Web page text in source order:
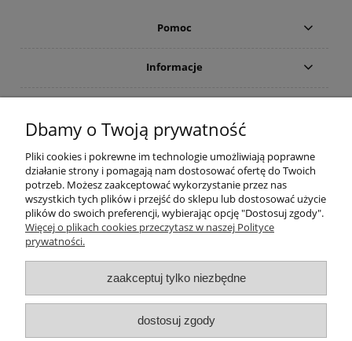
Pomoc
Informacje
PRODUCENCI
Popularne kategorie
Dive Factory 24-aleja 29 Listopada 165-
woj. małopolskie - NIP 9452184931
tel.12 418 39 59-sklep@divefactory24.pl
Dbamy o Twoją prywatność
Pliki cookies i pokrewne im technologie umożliwiają poprawne
działanie strony i pomagają nam dostosować ofertę do Twoich
potrzeb. Możesz zaakceptować wykorzystanie przez nas
wszystkich tych plików i przejść do sklepu lub dostosować użycie
plików do swoich preferencji, wybierając opcję "Dostosuj zgody".
Więcej o plikach cookies przeczytasz w naszej Polityce
prywatności.
zaakceptuj tylko niezbędne
dostosuj zgody